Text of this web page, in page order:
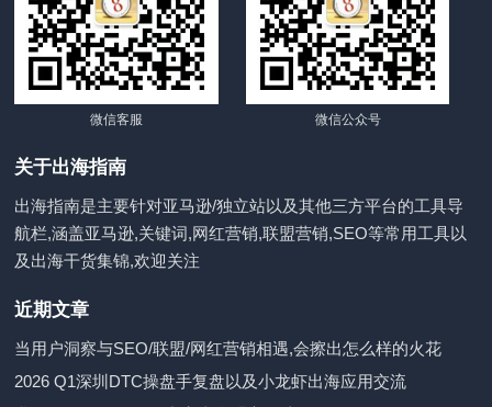
微信客服 微信公众号
关于出海指南
出海指南是主要针对亚马逊/独立站以及其他三方平台的工具导
航栏,涵盖亚马逊,关键词,网红营销,联盟营销,SEO等常用工具以
及出海干货集锦,欢迎关注
近期文章
当用户洞察与SEO/联盟/网红营销相遇,会擦出怎么样的火花
2026 Q1深圳DTC操盘手复盘以及小龙虾出海应用交流